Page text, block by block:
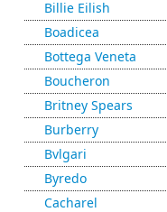
Billie Eilish
Boadicea
Bottega Veneta
Boucheron
Britney Spears
Burberry
Bvlgari
Byredo
Cacharel